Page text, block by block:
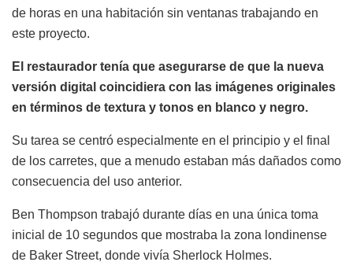
de horas en una habitación sin ventanas trabajando en
este proyecto.
El restaurador tenía que asegurarse de que la nueva
versión digital coincidiera con las imágenes originales
en términos de textura y tonos en blanco y negro.
Su tarea se centró especialmente en el principio y el final
de los carretes, que a menudo estaban más dañados como
consecuencia del uso anterior.
Ben Thompson trabajó durante días en una única toma
inicial de 10 segundos que mostraba la zona londinense
de Baker Street, donde vivía Sherlock Holmes.